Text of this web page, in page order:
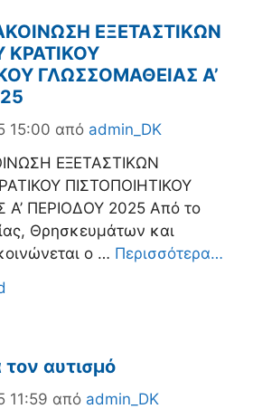
ΕΞΕΤΑΣΤΙΚΩΝ
ΓΛΩΣΣΟΜΑΘΕΙΑΣ Α’
15:00 από admin_DK
ΕΞΕΤΑΣΤΙΚΩΝ
ΠΙΣΤΟΠΟΙΗΤΙΚΟΥ
ΠΕΡΙΟΔΟΥ 2025 Από το
Θρησκευμάτων και
ο … Περισσότερα…
αυτισμό
11:59 από admin_DK